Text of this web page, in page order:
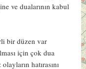
ve dualarının kabul
bir düzen var
için çok dua
hatırasını